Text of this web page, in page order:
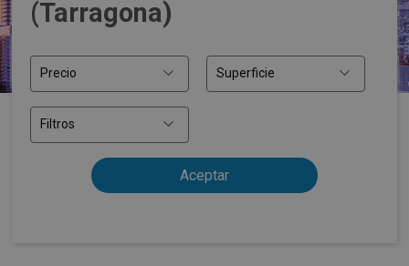
(Tarragona)
Precio Superficie
Filtros